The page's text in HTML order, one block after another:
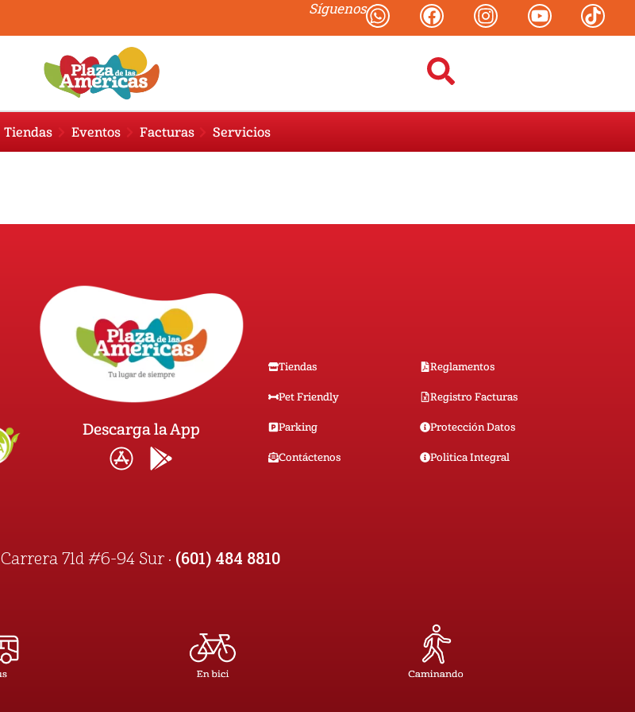
Síguenos
Tiendas Eventos Facturas Servicios
Descarga la App
Tiendas
Pet Friendly
Parking
Contáctenos
Reglamentos
Registro Facturas
Protección Datos
Politica Integral
Carrera 71d #6-94 Sur · (601) 484 8810